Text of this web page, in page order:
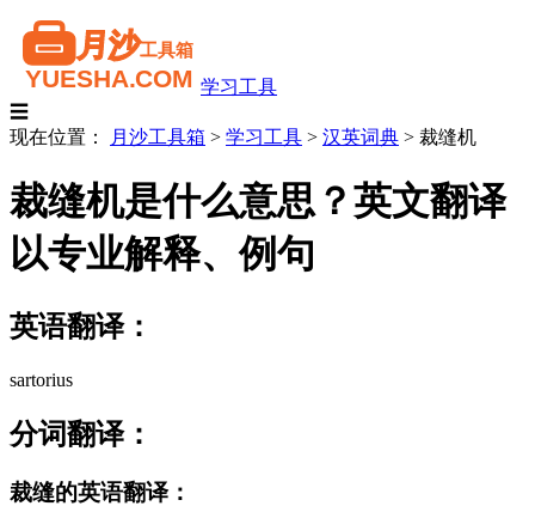
学习工具
☰
现在位置：
月沙工具箱 > 学习工具 > 汉英词典 > 裁缝机
裁缝机是什么意思？英文翻译
以专业解释、例句
英语翻译：
sartorius
分词翻译：
裁缝的英语翻译：